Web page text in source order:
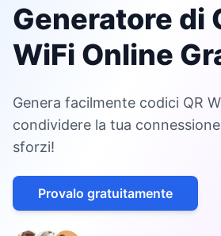
Generatore di
WiFi Online
Genera facilmente codici QR
condividere la tua
sforzi!
Provalo gratuitamente